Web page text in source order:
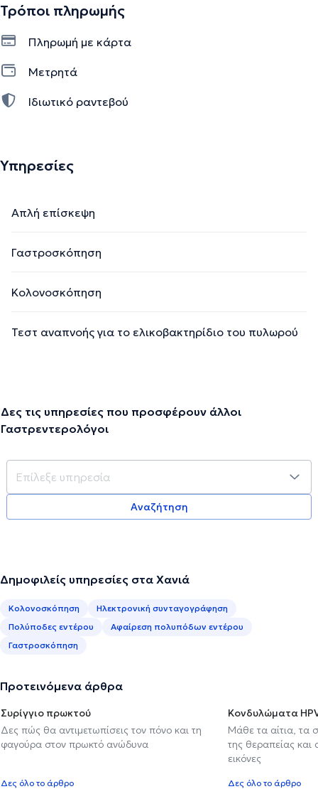
Τρόποι πληρωμής
Πληρωμή με κάρτα
Μετρητά
Ιδιωτικό ραντεβού
Υπηρεσίες
Απλή επίσκεψη
Γαστροσκόπηση
Κολονοσκόπηση
Τεστ αναπνοής για το ελικοβακτηρίδιο του πυλωρού
Δες τις υπηρεσίες που προσφέρουν άλλοι
Γαστρεντερολόγοι
Αναζήτηση
Δημοφιλείς υπηρεσίες στα Χανιά
Κολονοσκόπηση
Ηλεκτρονική συνταγογράφηση
Πολύποδες εντέρου
Αφαίρεση πολυπόδων εντέρου
Γαστροσκόπηση
Προτεινόμενα άρθρα
Συρίγγιο πρωκτού
Δες πώς θα αντιμετωπίσεις τον πόνο και τη
φαγούρα στον πρωκτό ανώδυνα
Δες όλο το άρθρο
Κονδυλώματα
Μάθε τα αίτια, τα
της θεραπείας
εικόνες
Δες όλο το άρθρο